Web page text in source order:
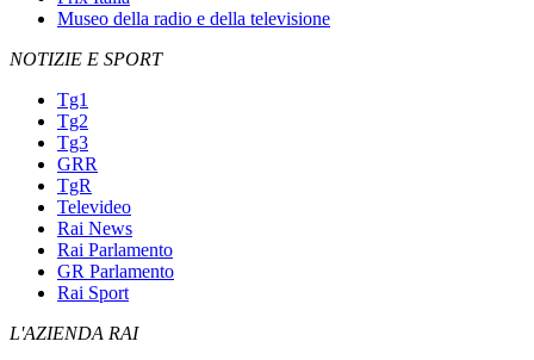
Museo della radio e della televisione
NOTIZIE E SPORT
Tg1
Tg2
Tg3
GRR
TgR
Televideo
Rai News
Rai Parlamento
GR Parlamento
Rai Sport
L'AZIENDA RAI